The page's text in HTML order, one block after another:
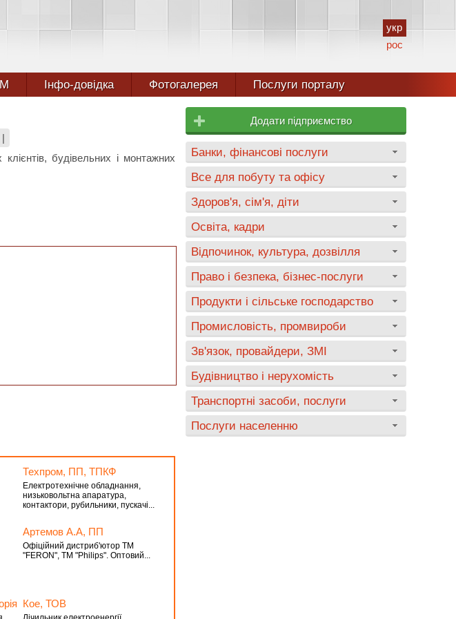
укр
рос
Інфо-довідка Фотогалерея Послуги порталу
|
будівельних і монтажних
Техпром, ПП, ТПКФ
Електротехнічне обладнання,
низьковольтна апаратура,
контактори, рубильники, пускачі...
Артемов А.А, ПП
Офіційний дистриб'ютор ТМ
"FERON", ТМ "Philips". Оптовий...
Кое, ТОВ
Додати підприємство
Банки, фінансові послуги
Все для побуту та офісу
Здоров'я, сім'я, діти
Освіта, кадри
Відпочинок, культура, дозвілля
Право і безпека, бізнес-послуги
Продукти і сільське господарство
Промисловість, промвироби
Зв'язок, провайдери, ЗМІ
Будівництво і нерухомість
Транспортні засоби, послуги
Послуги населенню